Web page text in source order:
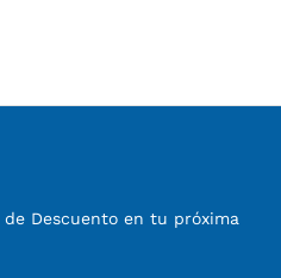
Descuento en tu próxima